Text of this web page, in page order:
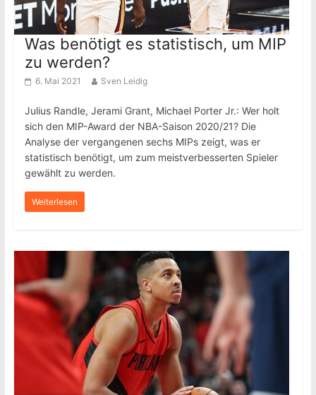
Was benötigt es statistisch, um MIP
zu werden?
6. Mai 2021 Sven Leidig
Julius Randle, Jerami Grant, Michael Porter Jr.: Wer holt
sich den MIP-Award der NBA-Saison 2020/21? Die
Analyse der vergangenen sechs MIPs zeigt, was er
statistisch benötigt, um zum meistverbesserten Spieler
gewählt zu werden.
Weiterlesen